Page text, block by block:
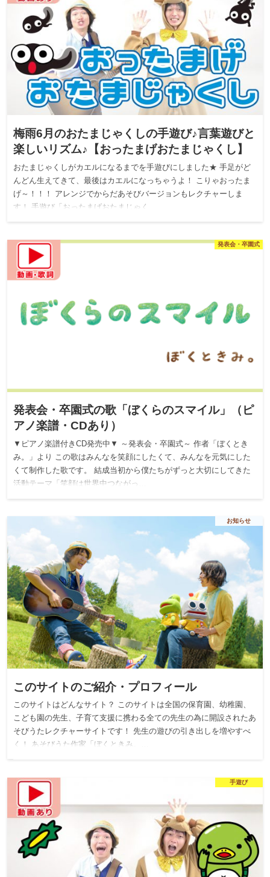
梅雨6月のおたまじゃくしの手遊び♪言葉遊びと
楽しいリズム♪【おったまげおたまじゃくし】
おたまじゃくしがカエルになるまでを手遊びにしました★ 手足がど
んどん生えてきて、最後はカエルになっちゃうよ！ こりゃおったま
げ～！！！ アレンジでからだあそびバージョンもレクチャーしま
す！ 手遊び「おったまげおたまじゃく…
発表会・卒園式
発表会・卒園式の歌「ぼくらのスマイル」（ピ
アノ楽譜・CDあり）
▼ピアノ楽譜付きCD発売中▼ ～発表会・卒園式～ 作者「ぼくとき
み。」より この歌はみんなを笑顔にしたくて、みんなを元気にした
くて制作した歌です。 結成当初から僕たちがずっと大切にしてきた
活動テーマ「笑顔は世界中つながっ…
お知らせ
このサイトのご紹介・プロフィール
このサイトはどんなサイト？ このサイトは全国の保育園、幼稚園、
こども園の先生、子育て支援に携わる全ての先生の為に開設されたあ
そびうたレクチャーサイトです！ 先生の遊びの引き出しを増やすべ
く！ あそびうた作家「ぼくときみ。…
手遊び